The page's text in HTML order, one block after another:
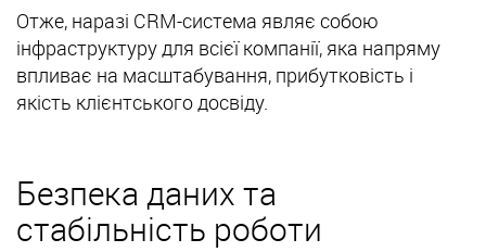
Отже, наразі CRM-система являє собою
інфраструктуру для всієї компанії, яка напряму
впливає на масштабування, прибутковість і
якість клієнтського досвіду.
Безпека даних та
стабільність роботи